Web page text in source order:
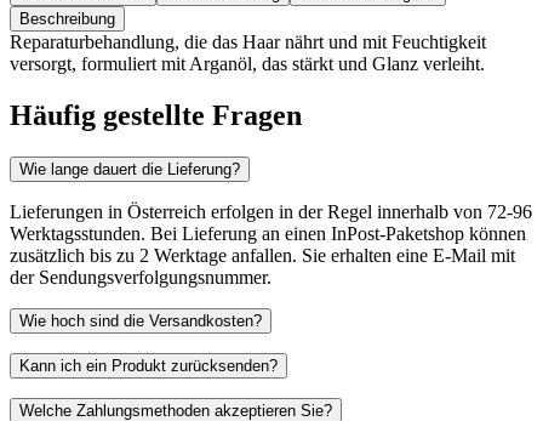
Beschreibung
Reparaturbehandlung, die das Haar nährt und mit Feuchtigkeit
versorgt, formuliert mit Arganöl, das stärkt und Glanz verleiht.
Häufig gestellte Fragen
Wie lange dauert die Lieferung?
Lieferungen in Österreich erfolgen in der Regel innerhalb von 72-96
Werktagsstunden. Bei Lieferung an einen InPost-Paketshop können
zusätzlich bis zu 2 Werktage anfallen. Sie erhalten eine E-Mail mit
der Sendungsverfolgungsnummer.
Wie hoch sind die Versandkosten?
Kann ich ein Produkt zurücksenden?
Welche Zahlungsmethoden akzeptieren Sie?